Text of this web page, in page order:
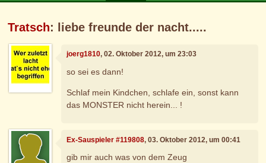
Tratsch: liebe freunde der nacht.....
joerg1810, 02. Oktober 2012, um 23:03
so sei es dann!
Schlaf mein Kindchen, schlafe ein, sonst kann
das MONSTER nicht herein... !
Ex-Sauspieler #119808, 03. Oktober 2012, um 00:41
gib mir auch was von dem Zeug